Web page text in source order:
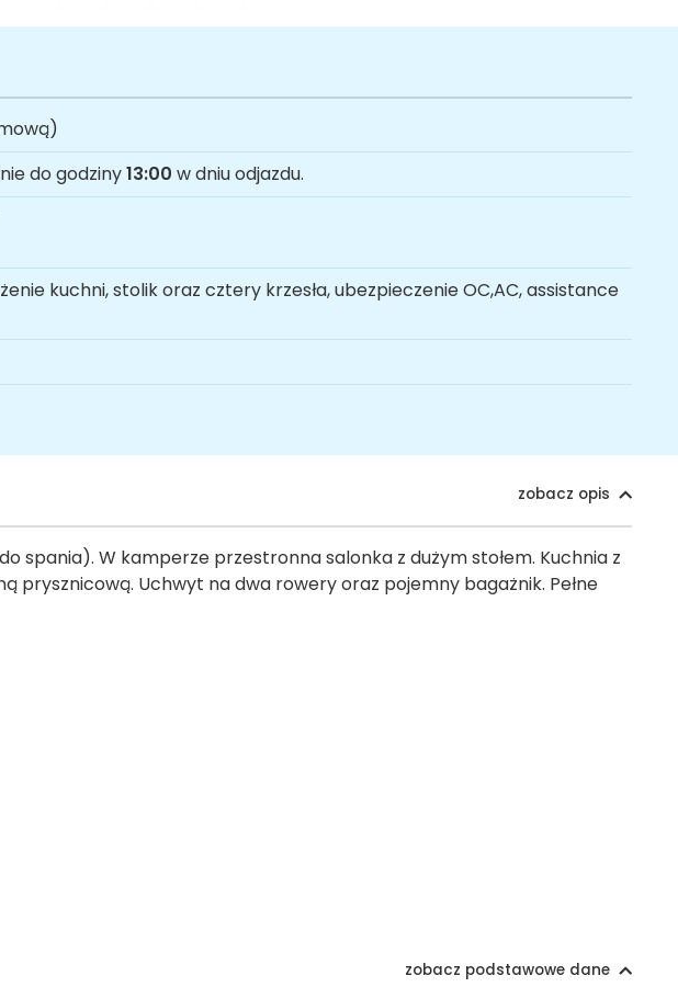
do godziny13:00 w dniu odjazdu.
kuchni, stolik oraz cztery krzesła, ubezpieczenie OC,AC, assistance
zobacz opis
spania). W kamperze przestronna salonka z dużym stołem. Kuchnia z
prysznicową. Uchwyt na dwa rowery oraz pojemny bagażnik. Pełne
zobacz podstawowe dane